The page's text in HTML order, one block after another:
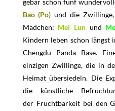
gebar schon fünf
Bao (Po) und die
Mädchen: Mei Lun und
Kindern leben schon längst
Chengdu Panda Base.
einzigen Zwillinge, die in
Heimat übersiedeln. Die
die künstliche
der Fruchtbarkeit bei den